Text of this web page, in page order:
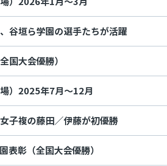
谷垣ら学園の選手たちが活躍
国大会優勝）
）2025年7月～12月
子複の藤田／伊藤が初優勝
表彰（全国大会優勝）